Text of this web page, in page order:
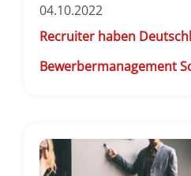
04.10.2022
Recruiter haben
Bewerbermanagement